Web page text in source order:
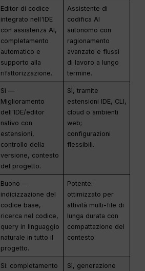
Editor di codice
integrato nell'IDE
con assistenza AI,
completamento
automatico e
supporto alla
rifattorizzazione.
Assistente di
codifica AI
autonomo con
ragionamento
avanzato e flussi
di lavoro a lungo
termine.
Sì —
Miglioramento
dell'IDE/editor
nativo con
estensioni,
controllo della
versione, contesto
del progetto.
Sì, tramite
estensioni IDE, CLI,
cloud o ambienti
web;
configurazioni
flessibili.
Buono —
indicizzazione del
codice base,
ricerca nel codice,
query in linguaggio
naturale in tutto il
progetto.
Potente:
ottimizzato per
attività multi-file di
lunga durata con
compattazione del
contesto.
Sì: completamento
Sì, generazione